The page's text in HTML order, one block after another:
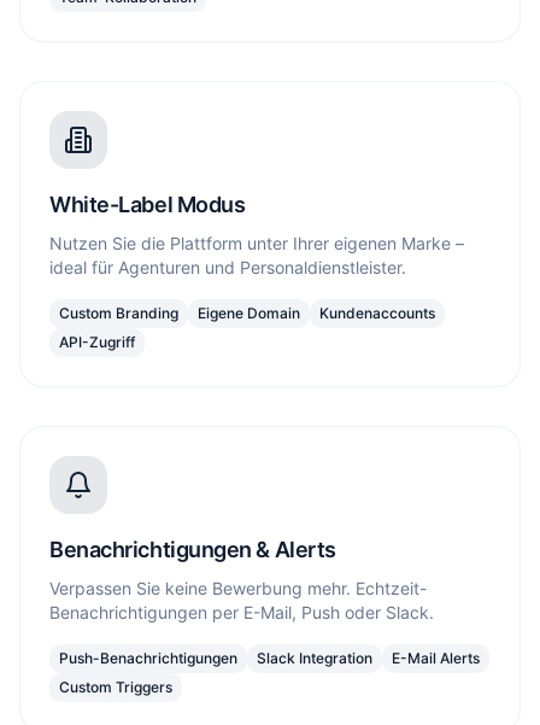
White-Label Modus
Nutzen Sie die Plattform unter Ihrer eigenen Marke –
ideal für Agenturen und Personaldienstleister.
Custom Branding Eigene Domain
Kundenaccounts
API-Zugriff
Benachrichtigungen & Alerts
Verpassen Sie keine Bewerbung mehr. Echtzeit-
Benachrichtigungen per E-Mail, Push oder Slack.
Push-Benachrichtigungen Slack Integration
E-Mail Alerts
Custom Triggers